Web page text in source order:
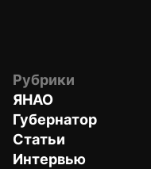
Рубрики
ЯНАО
Губернатор
Статьи
Интервью